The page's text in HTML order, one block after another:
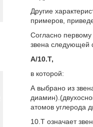
Другие
примеров,
Согласно
звена
А/10.Т,
в которой:
А выбрано из
атомов углерода
10.Т означает